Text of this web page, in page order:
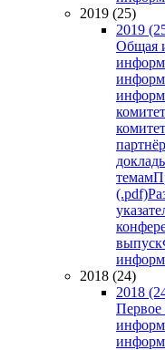
2019 (25)
2019
Общая
комитет
комитет
темам
(.pdf)
выпуск
2018 (24)
2018